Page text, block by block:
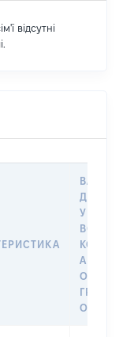
відсутні
ДАТУ
У
АБО